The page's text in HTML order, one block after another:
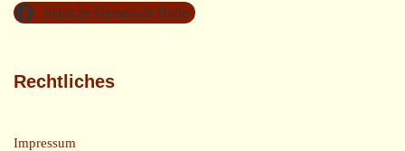
Jüdische Gemeinde Halle
Rechtliches
Impressum